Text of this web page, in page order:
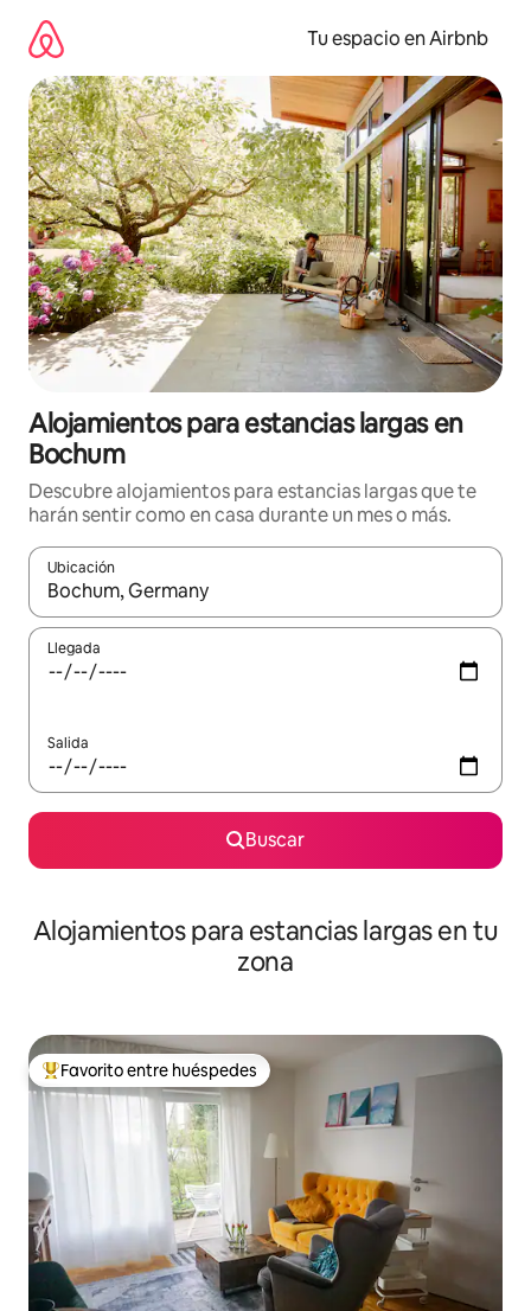
contenido
Tu espacio en Airbnb
Alojamientos para estancias largas en
Bochum
Descubre alojamientos para estancias largas que te
harán sentir como en casa durante un mes o más.
Ubicación
Cuando los resultados estén disponibles, podrás navegar
Llegada
Salida
Buscar
Alojamientos para estancias largas en tu
zona
De los mejores en Favorito entre huéspedes
Favorito entre huéspedes